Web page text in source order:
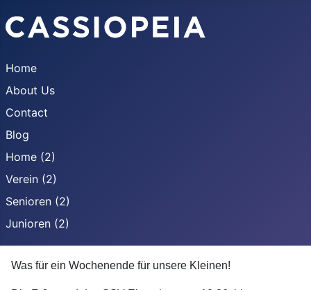
Home
About Us
Contact
Blog
Home (2)
Verein (2)
Senioren (2)
Junioren (2)
Was für ein Wochenende für unsere Kleinen!